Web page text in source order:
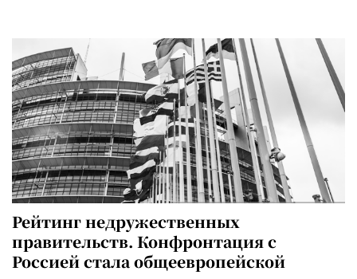
Рейтинг недружественных
правительств. Конфронтация с
Россией стала общеевропейской